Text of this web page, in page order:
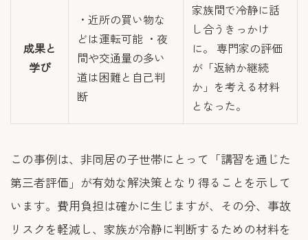
成果と
学び
・近所の買い物な
どは運転可能 ・夜
間や交通量の多い
道は困難と自己判
断
家族間で冷静に話
し合うきっかけ
に。 専門家の評価
が「返納か継続
か」を考える材料
となった。
この事例は、非同居の子世帯にとって「講習を通じた
第三者評価」が有効な解決策となり得ることを示して
います。費用負担は確かに生じますが、その分、事故
リスクを軽減し、家族が冷静に判断するための材料を